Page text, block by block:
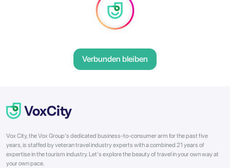
Verbunden bleiben
Vox City, the Vox Group's dedicated business-to-consumer arm for the past five
years, is staffed by veteran travel industry experts with a combined 21 years of
expertise in the tourism industry. Let's explore the beauty of travel in your own way at
your own pace.